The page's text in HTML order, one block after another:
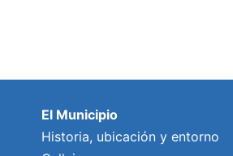
El Municipio
Historia, ubicación y entorno